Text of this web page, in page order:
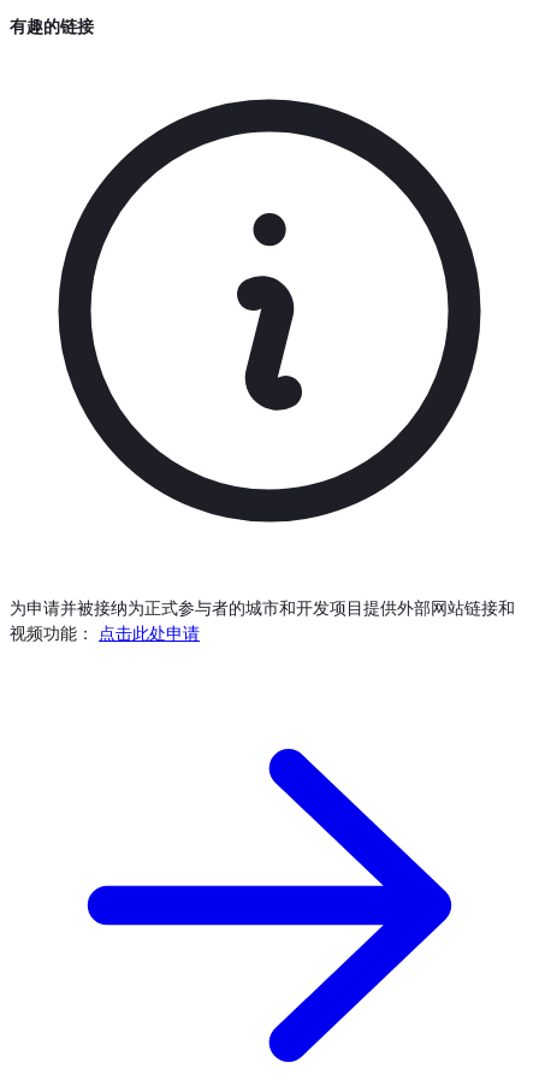
有趣的链接
为申请并被接纳为正式参与者的城市和开发项目提供外部网站链接和
视频功能：
点击此处申请